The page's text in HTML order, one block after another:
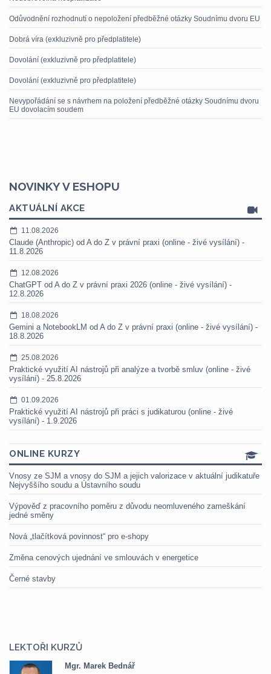
Odůvodnění rozhodnutí o nepoložení předběžné otázky Soudnímu dvoru EU
Dobrá víra (exkluzivně pro předplatitele)
Dovolání (exkluzivně pro předplatitele)
Dovolání (exkluzivně pro předplatitele)
Nevypořádání se s návrhem na položení předběžné otázky Soudnímu dvoru
EU dovolacím soudem
NOVINKY V ESHOPU
AKTUÁLNÍ AKCE
11.08.2026
Claude (Anthropic) od A do Z v právní praxi (online - živé vysílání) -
11.8.2026
12.08.2026
ChatGPT od A do Z v právní praxi 2026 (online - živé vysílání) -
12.8.2026
18.08.2026
Gemini a NotebookLM od A do Z v právní praxi (online - živé vysílání) -
18.8.2026
25.08.2026
Praktické využití AI nástrojů při analýze a tvorbě smluv (online - živé
vysílání) - 25.8.2026
01.09.2026
Praktické využití AI nástrojů při práci s judikaturou (online - živé
vysílání) - 1.9.2026
ONLINE KURZY
Vnosy ze SJM a vnosy do SJM a jejich valorizace v aktuální judikatuře
Nejvyššího soudu a Ústavního soudu
Výpověď z pracovního poměru z důvodu neomluveného zameškání
jedné směny
Nová „tlačítková povinnost“ pro e-shopy
Změna cenových ujednání ve smlouvách v energetice
Černé stavby
LEKTOŘI KURZŮ
Mgr. Marek Bednář